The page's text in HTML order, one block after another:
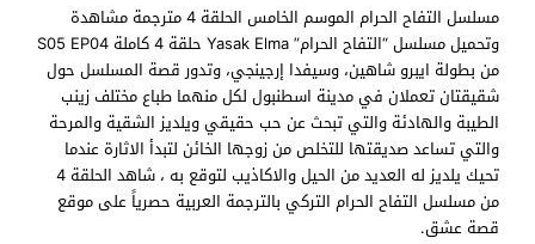
مسلسل التفاح الحرام الموسم الخامس الحلقة 4 مترجمة مشاهدة
وتحميل مسلسل “التفاح الحرام” Yasak Elma حلقة 4 كاملة S05 EP04
من بطولة ايبرو شاهين، وسيفدا إرجينجي، وتدور قصة المسلسل حول
شقيقتان تعملان في مدينة اسطنبول لكل منهما طباع مختلف زينب
الطيبة والهادئة والتي تبحث عن حب حقيقي ويلديز الشقية والمرحة
والتي تساعد صديقتها للتخلص من زوجها الخائن لتبدأ الاثارة عندما
تحيك يلديز له العديد من الحيل والاكاذيب لتوقع به ، شاهد الحلقة 4
من مسلسل التفاح الحرام التركي بالترجمة العربية حصرياً على موقع
قصة عشق.